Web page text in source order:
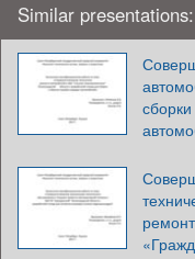
Similar presentations: